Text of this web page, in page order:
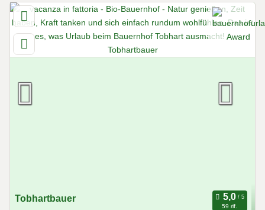
Tobhartbauer
59 rif.